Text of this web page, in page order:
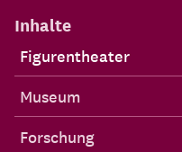
Inhalte
Figurentheater
Museum
Forschung